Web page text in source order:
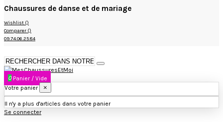
Chaussures de danse et de mariage
Wishlist ()
Comparer ()
09.74.06.25.84
0 Panier / Vide
Votre panier
×
Il n'y a plus d'articles dans votre panier
Se connecter